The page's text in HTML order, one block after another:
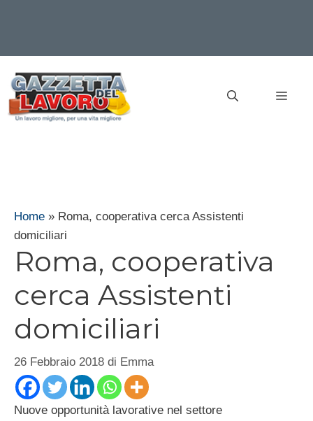
contenuto
Home » Roma, cooperativa cerca Assistenti
domiciliari
Roma, cooperativa
cerca Assistenti
domiciliari
26 Febbraio 2018 di Emma
Nuove opportunità lavorative nel settore